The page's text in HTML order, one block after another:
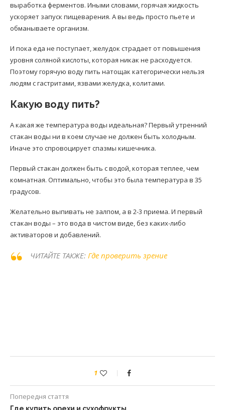
выработка ферментов. Иными словами, горячая жидкость
ускоряет запуск пищеварения. А вы ведь просто пьете и
обманываете организм.
И пока еда не поступает, желудок страдает от повышения
уровня соляной кислоты, которая никак не расходуется.
Поэтому горячую воду пить натощак категорически нельзя
людям с гастритами, язвами желудка, колитами.
Какую воду пить?
А какая же температура воды идеальная? Первый утренний
стакан воды ни в коем случае не должен быть холодным.
Иначе это спровоцирует спазмы кишечника.
Первый стакан должен быть с водой, которая теплее, чем
комнатная. Оптимально, чтобы это была температура в 35
градусов.
Желательно выпивать не залпом, а в 2-3 приема. И первый
стакан воды – это вода в чистом виде, без каких-либо
активаторов и добавлений.
ЧИТАЙТЕ ТАКЖЕ: Где проверить зрение
1
Попередня стаття